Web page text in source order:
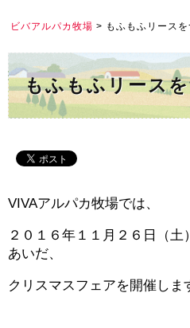
ビバアルパカ牧場 > もふもふリース
もふもふリース
VIVAアルパカ牧場では、
２０１６年１１月２６日（
あいだ、
クリスマスフェアを開催しま